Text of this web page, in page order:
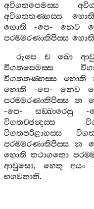
අවිගතපෙමස‍්ස
අවිගතතණ‍්හස‍්ස
හොති
හොති -පෙ-නෙව
පරම‍්මරණාතිපිස‍්ස හොති
රූපෙ
ච ඛො
විගතපෙමස‍්ස
විගතතණ‍්හස‍්ස
හොති
හොති -පෙ-නෙව
පරම‍්මරණාතිපිස‍්ස
න
-පෙ-සඞ‍්ඛාරෙසු -
විගතච‍්ඡන්‍දස‍්ස
විගතපරිළාහස‍්ස
පරම‍්මරණාතිපිස‍්ස
න
හොති තථාගතො
ආවුසො, හෙතු අයං
භගවතාති.